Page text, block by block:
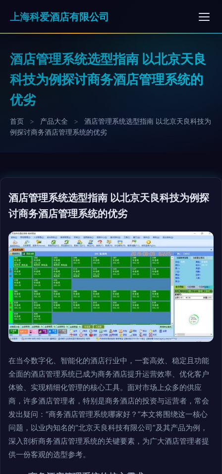
上海科爱酒店有限公司
酒店管理系统选型指南 以北京天良
科技为例探讨商务酒店管理系统的
优劣
首页 > 产品大全 >
酒店管理系统选型指南 以北京天良科技为
例探讨商务酒店管理系统的优劣
酒店管理系统选型指南 以北京天良科技为例探
讨商务酒店管理系统的优劣
在当今数字化、智能化的酒店行业中，一套高效、稳定且功能
全面的酒店管理系统已成为商务酒店提升运营效率、优化客户
体验、实现精细化管理的核心工具。面对市场上众多的供应
商，许多酒店管理者，特别是商务酒店的投资与运营者，常会
发出疑问：“商务酒店管理系统哪家好？”本文将围绕这一核心
问题，以业内知名的“北京天良科技有限公司”及其产品为例，
深入剖析商务酒店管理系统的关键要素，为广大酒店管理者提
供一份客观的选型参考。